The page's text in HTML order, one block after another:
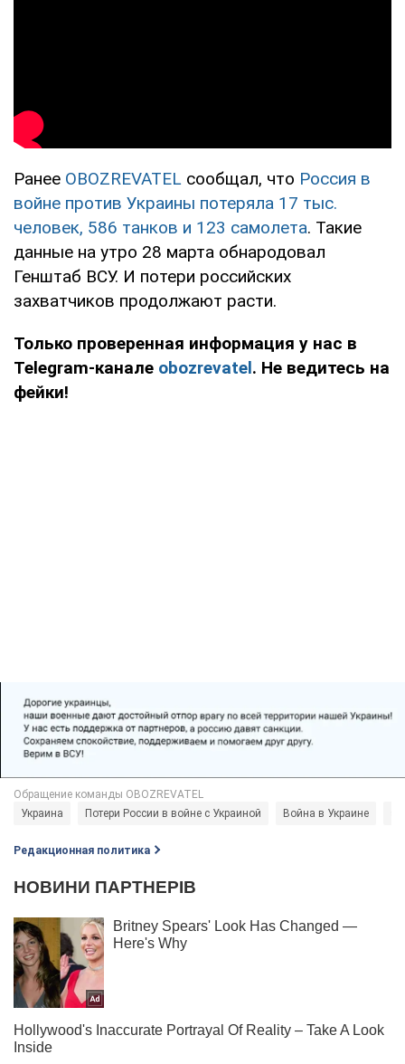
Ранее OBOZREVATEL сообщал, что Россия в
войне против Украины потеряла 17 тыс.
человек, 586 танков и 123 самолета. Такие
данные на утро 28 марта обнародовал
Генштаб ВСУ. И потери российских
захватчиков продолжают расти.
Только проверенная информация у нас в
Telegram-канале obozrevatel. Не ведитесь на
фейки!
Украина Потери России в войне с Украиной Война в Украине
Редакционная политика